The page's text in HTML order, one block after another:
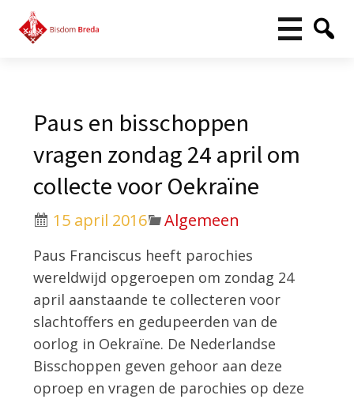
Paus en bisschoppen
vragen zondag 24 april om
collecte voor Oekraïne
15 april 2016 Algemeen
Paus Franciscus heeft parochies
wereldwijd opgeroepen om zondag 24
april aanstaande te collecteren voor
slachtoffers en gedupeerden van de
oorlog in Oekraïne. De Nederlandse
Bisschoppen geven gehoor aan deze
oproep en vragen de parochies op deze